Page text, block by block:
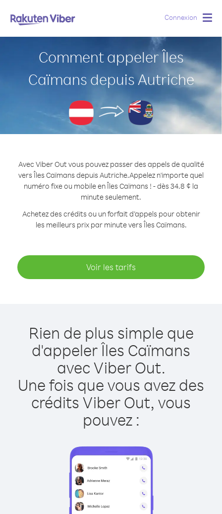
Connexion
Comment appeler Îles
Caïmans depuis Autriche
Avec Viber Out vous pouvez passer des appels de qualité
vers Îles Caïmans depuis Autriche.Appelez n'importe quel
numéro fixe ou mobile en Îles Caïmans ! - dès 34.8 ¢ la
minute seulement.
Achetez des crédits ou un forfait d’appels pour obtenir
les meilleurs prix par minute vers Îles Caïmans.
Voir les tarifs
Rien de plus simple que
d'appeler Îles Caïmans
avec Viber Out.
Une fois que vous avez des
crédits Viber Out, vous
pouvez :